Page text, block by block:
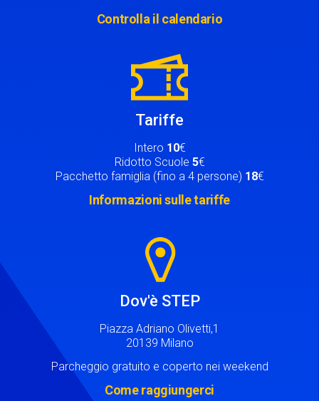
Controlla il calendario
Tariffe
Intero 10€
Ridotto Scuole 5€
Pacchetto famiglia (fino a 4 persone) 18€
Informazioni sulle tariffe
Dov'è STEP
Piazza Adriano Olivetti,1
20139 Milano
Parcheggio gratuito e coperto nei weekend
Come raggiungerci